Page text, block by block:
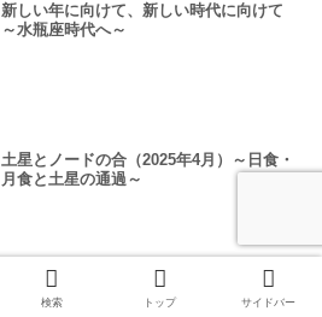
新しい年に向けて、新しい時代に向けて
～水瓶座時代へ～
土星とノードの合（2025年4月）～日食・
月食と土星の通過～
検索 トップ サイドバー